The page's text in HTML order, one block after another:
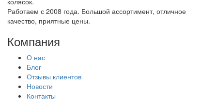
Работаем с 2008 года. Большой ассортимент, отличное
качество, приятные цены.
Компания
О нас
Блог
Отзывы клиентов
Новости
Контакты